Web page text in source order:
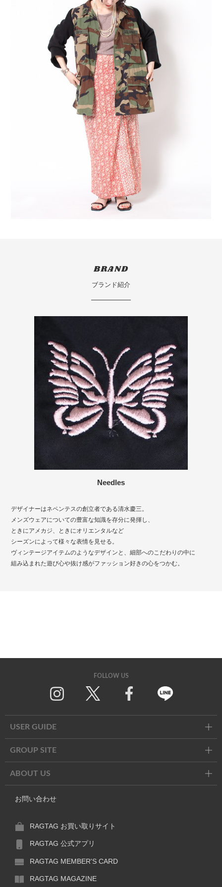
BRAND
ブランド紹介
Needles
デザイナーはネペンテスの創立者である清水慶三。
メンズウェアについての豊富な知識を存分に発揮し、
ときにアメカジ、ときにオリエンタルなど
シーズンによって様々な表情を見せる。
ヴィンテージアイテムのようなデザインと、細部へのこだわりの中に
組み込まれた遊び心や抜け感がファッション好きの心をつかむ。
FOLLOW US
USER GUIDE
GROUP SITE
ABOUT US
お問い合わせ
RAGTAG お買い取りサイト
RAGTAG 公式アプリ
RAGTAG MEMBER'S CARD
RAGTAG MAGAZINE